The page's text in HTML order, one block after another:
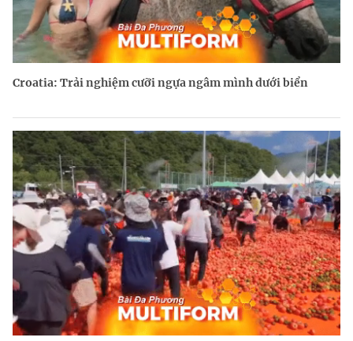
Croatia: Trải nghiệm cưỡi ngựa ngâm mình dưới biển